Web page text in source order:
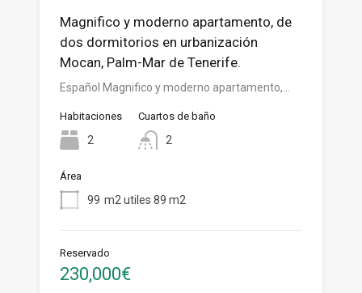
Magnifico y moderno apartamento, de
dos dormitorios en urbanización
Mocan, Palm-Mar de Tenerife.
Español Magnifico y moderno apartamento,…
Habitaciones
2
Cuartos de baño
2
Área
99 m2 utiles 89 m2
Reservado
230,000€